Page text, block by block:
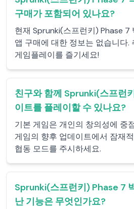
구매가 포함되어 있나요?
현재 Sprunki(스프런키) Phase 7
앱 구매에 대한 정보는 없습니다.
게임플레이를 즐기세요!
친구와 함께 Sprunki(스프런
이트를 플레이할 수 있나요?
기본 게임은 개인의 창의성에 중
게임의 향후 업데이트에서 잠재
협동 모드를 주시하세요.
Sprunki(스프런키) Phase 7
난 기능은 무엇인가요?